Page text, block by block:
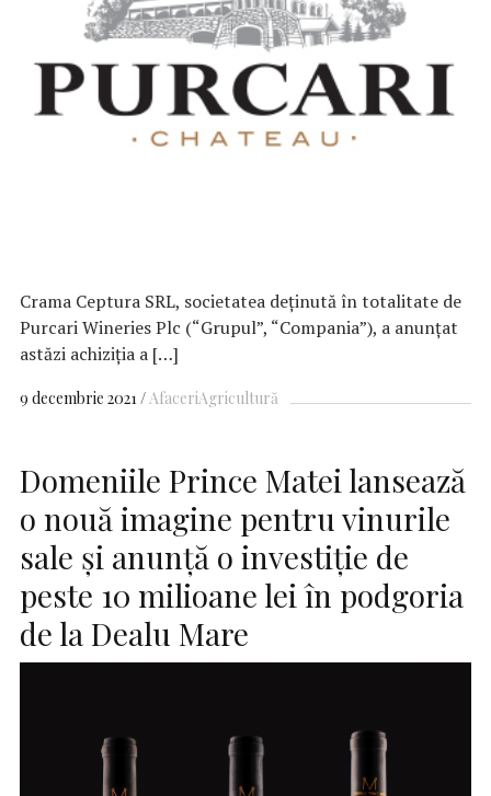
Crama Ceptura SRL, societatea deținută în totalitate de
Purcari Wineries Plc (“Grupul”, “Compania”), a anunțat
astăzi achiziția a […]
9 decembrie 2021 AfaceriAgricultură
Domeniile Prince Matei lansează
o nouă imagine pentru vinurile
sale și anunță o investiție de
peste 10 milioane lei în podgoria
de la Dealu Mare